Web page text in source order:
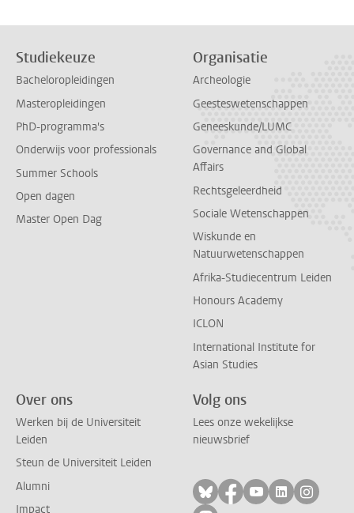
Studiekeuze
Bacheloropleidingen
Masteropleidingen
PhD-programma's
Onderwijs voor professionals
Summer Schools
Open dagen
Master Open Dag
Organisatie
Archeologie
Geesteswetenschappen
Geneeskunde/LUMC
Governance and Global
Affairs
Rechtsgeleerdheid
Sociale Wetenschappen
Wiskunde en
Natuurwetenschappen
Afrika-Studiecentrum Leiden
Honours Academy
ICLON
International Institute for
Asian Studies
Over ons
Werken bij de Universiteit
Leiden
Steun de Universiteit Leiden
Alumni
Impact
Volg ons
Lees onze wekelijkse
nieuwsbrief
Volg ons op bluesky
Volg ons op
Volg ons op
Volg ons
Volg